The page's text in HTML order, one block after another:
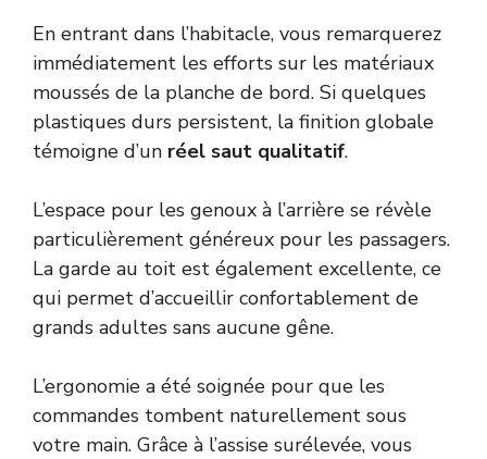
En entrant dans l’habitacle, vous remarquerez
immédiatement les efforts sur les matériaux
moussés de la planche de bord. Si quelques
plastiques durs persistent, la finition globale
témoigne d’un réel saut qualitatif.
L’espace pour les genoux à l’arrière se révèle
particulièrement généreux pour les passagers.
La garde au toit est également excellente, ce
qui permet d’accueillir confortablement de
grands adultes sans aucune gêne.
L’ergonomie a été soignée pour que les
commandes tombent naturellement sous
votre main. Grâce à l’assise surélevée, vous